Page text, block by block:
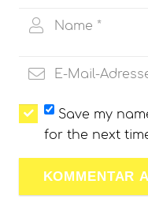
Save my
for the next
KOMMENTAR